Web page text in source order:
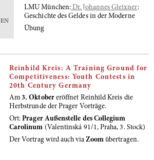
LMU München: Dr. Johannes Gleixner:
Geschichte des Geldes in der Moderne
Übung
Reinhild Kreis: A Training Ground for
Competitiveness: Youth Contests in
20th Century Germany
Am3. Oktober eröffnet Reinhild Kreis die
Herbstrunde der Prager Vorträge.
Ort:Prager Außenstelle des Collegium
Carolinum (Valentinská 91/1, Praha, 3. Stock)
Der Vortrag wird auch via Zoomübertragen.